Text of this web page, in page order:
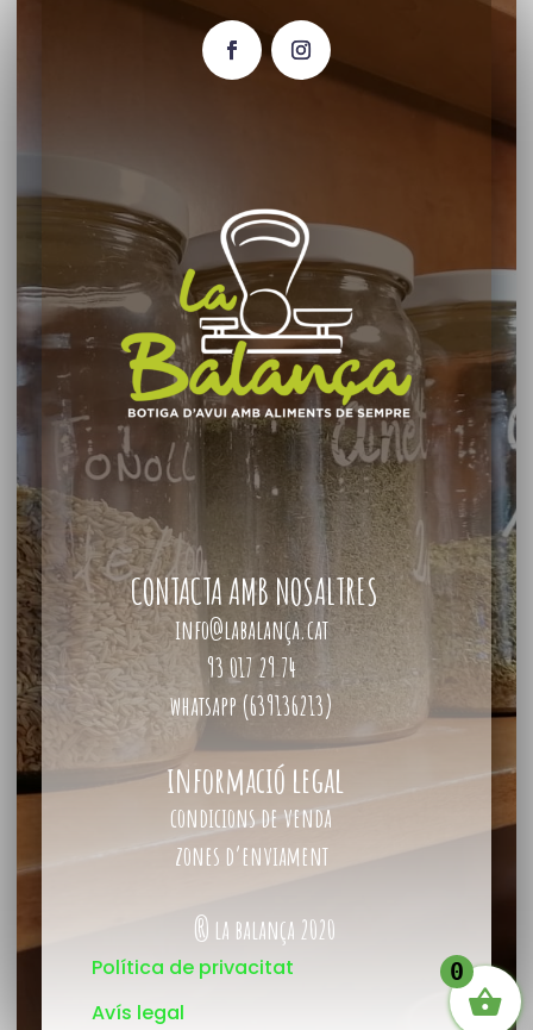
CONTACTA AMB NOSALTRES
info@labalança.cat
93 017 29 74
whatsapp (639136213)
informació legal
condicions de venda
zones d’enviament
® la balança 2020
Política de privacitat
Avís legal
0